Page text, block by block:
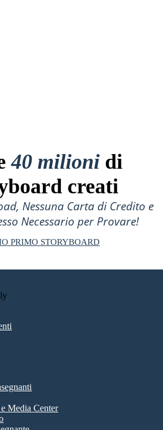
40 milioni di
creati
Nessuna Carta di Credito e
Necessario per Provare!
PRIMO STORYBOARD
Media Center